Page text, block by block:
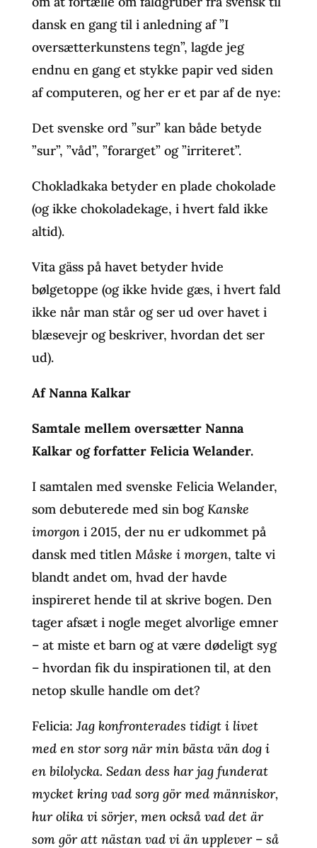
dansk en gang til i anledning af ”I
oversætterkunstens tegn”, lagde jeg
endnu en gang et stykke papir ved siden
af computeren, og her er et par af de nye:
Det svenske ord ”sur” kan både betyde
”sur”, ”våd”, ”forarget” og ”irriteret”.
Chokladkaka betyder en plade chokolade
(og ikke chokoladekage, i hvert fald ikke
altid).
Vita gäss på havet betyder hvide
bølgetoppe (og ikke hvide gæs, i hvert fald
ikke når man står og ser ud over havet i
blæsevejr og beskriver, hvordan det ser
ud).
Af Nanna Kalkar
Samtale mellem oversætter Nanna
Kalkar og forfatter Felicia Welander.
I samtalen med svenske Felicia Welander,
som debuterede med sin bogKanske
imorgoni 2015, der nu er udkommet på
dansk med titlen Måske i morgen, talte vi
blandt andet om, hvad der havde
inspireret hende til at skrive bogen. Den
tager afsæt i nogle meget alvorlige emner
– at miste et barn og at være dødeligt syg
– hvordan fik du inspirationen til, at den
netop skulle handle om det?
Felicia:Jag konfronterades tidigt i livet
med en stor sorg när min bästa vän dog i
en bilolycka. Sedan dess har jag funderat
mycket kring vad sorg gör med människor,
hur olika vi sörjer, men också vad det är
som gör att nästan vad vi än upplever – så